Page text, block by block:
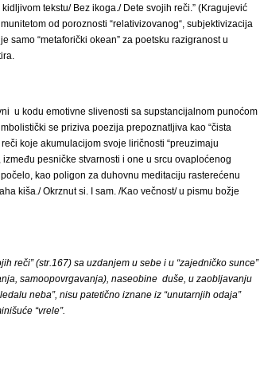
tekstu/ Bez ikoga./ Dete svojih reči.” (Kragujević
od poroznosti “relativizovanog“, subjektivizacija
samo “metaforički okean” za poetsku razigranost u
u kodu emotivne slivenosti sa supstancijalnom punoćom
se priziva poezija prepoznatlјiva kao “čista
koje akumulacijom svoje liričnosti “preuzimaju
pesničke stvarnosti i one u srcu ovaploćenog
kao poligon za duhovnu meditaciju rasterećenu
kiša./ Okrznut si. I sam. /Kao večnost/ u pismu božje
reči” (str.167) sa uzdanjem u sebe i u “zajedničko sunce”
samoopovrgavanja), naseobine duše, u zaoblјavanju
neba”, nisu patetično iznane iz “unutarnjih odaja”
“vrele”.